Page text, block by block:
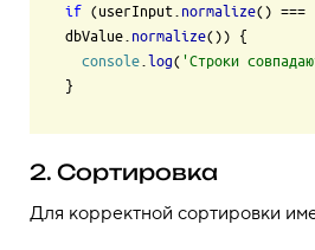
if (userInput. normalize() ===
dbValue. normalize()) {
console log( 'Строки
2. Сортировка
Для корректной сортировки